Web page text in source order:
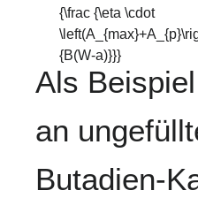
{\eta \cdot
{B(W-a)}}}
Als
an
Butadien-